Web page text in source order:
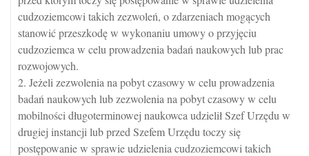
cudzoziemcowi takich zezwoleń, o zdarzeniach mogących
stanowić przeszkodę w wykonaniu umowy o przyjęciu
cudzoziemca w celu prowadzenia badań naukowych lub prac
rozwojowych.
2. Jeżeli zezwolenia na pobyt czasowy w celu prowadzenia
badań naukowych lub zezwolenia na pobyt czasowy w celu
mobilności długoterminowej naukowca udzielił Szef Urzędu w
drugiej instancji lub przed Szefem Urzędu toczy się
postępowanie w sprawie udzielenia cudzoziemcowi takich